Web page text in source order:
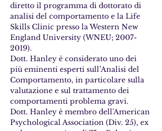
diretto il programma di dottorato di
analisi del comportamento e la Life
Skills Clinic presso la Western New
England University (WNEU; 2007-
2019).
Dott. Hanley è considerato uno dei
più eminenti esperti sull’Analisi del
Comportamento, in particolare sulla
valutazione e sul trattamento dei
comportamenti problema gravi.
Dott. Hanley è membro dell'American
Psychological Association (Div. 25), ex